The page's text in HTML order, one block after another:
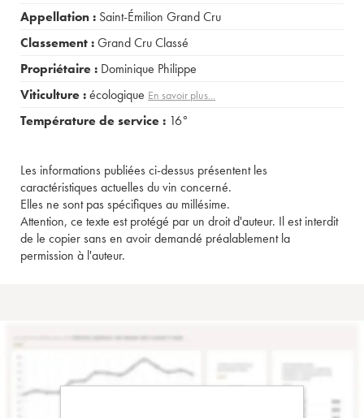
Appellation : Saint-Émilion Grand Cru
Classement :Grand Cru Classé
Propriétaire : Dominique Philippe
Viticulture :écologique En savoir plus...
Température de service : 16°
Les informations publiées ci-dessus présentent les
caractéristiques actuelles du vin concerné.
Elles ne sont pas spécifiques au millésime.
Attention, ce texte est protégé par un droit d'auteur. Il est interdit
de le copier sans en avoir demandé préalablement la
permission à l'auteur.